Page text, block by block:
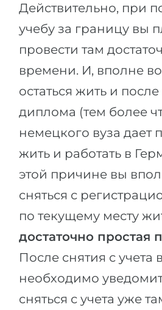
Действительно, при
учебу за границу вы
провести там
времени. И, вполне
остаться жить и
диплома (тем более
немецкого вуза дает
жить и работать в
этой причине вы
сняться с
по текущему месту
достаточно простая
После снятия с учета
необходимо
сняться с учета уже